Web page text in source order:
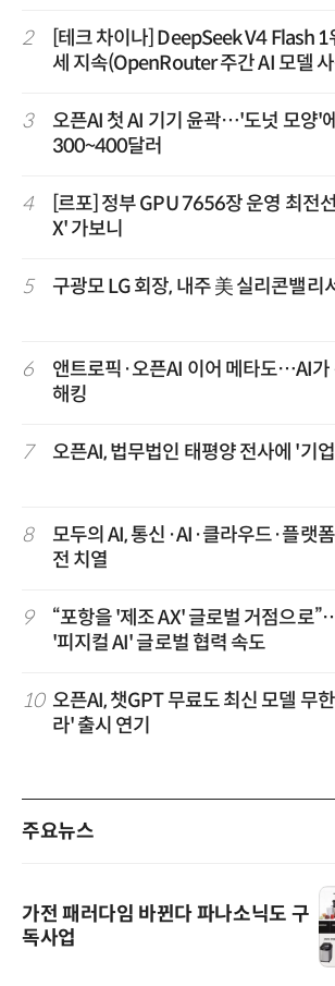
2
[테크 차이나] DeepSeek V4 Flash
세 지속(OpenRouter 주간 AI 모델
3
오픈AI 첫 AI 기기 윤곽…'도넛 모양'
300~400달러
4
[르포] 정부 GPU 7656장 운영 최전
X' 가보니
5 구광모 LG 회장, 내주 美 실리콘밸리
6
앤트로픽·오픈AI 이어 메타도…AI가
해킹
7 오픈AI, 법무법인 태평양 전사에 '기
8
모두의 AI, 통신·AI·클라우드·플랫
전 치열
9
“포항을 '제조 AX' 글로벌 거점으로
'피지컬 AI' 글로벌 협력 속도
10 오픈AI, 챗GPT 무료도 최신 모델 무
라' 출시 연기
주요뉴스
가전 패러다임 바뀐다 파나소닉도 구
독사업